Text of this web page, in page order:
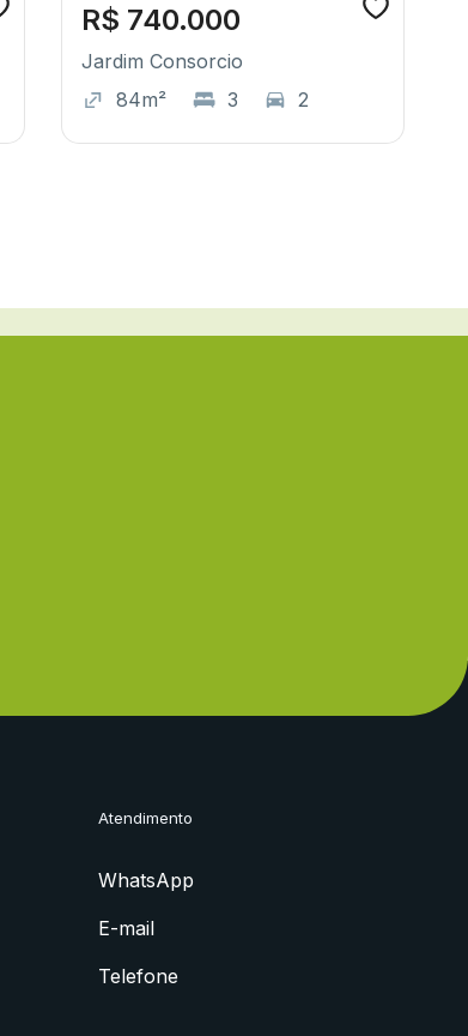
R$ 740.000
Jardim Consorcio
84m²
3 2
Atendimento
WhatsApp
E-mail
Telefone